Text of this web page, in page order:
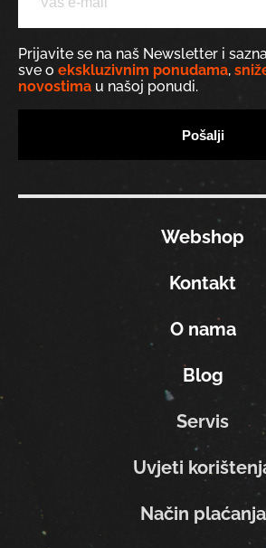
Prijavite se na naš Newsletter i
sve o ekskluzivnim ponudama,
novostima u našoj ponudi.
Webshop
Kontakt
O nama
Blog
Servis
Uvjeti
Način plaćanja